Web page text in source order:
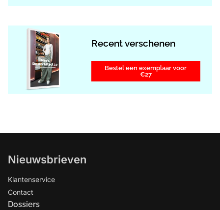
Recent verschenen
Bestel een exemplaar voor
€27
Nieuwsbrieven
Klantenservice
Contact
Dossiers